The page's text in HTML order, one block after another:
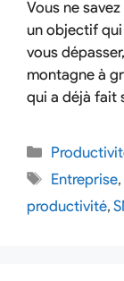
Vous ne
un objectif
vous
montagne à
qui a déjà fait
Entreprise
productivité,